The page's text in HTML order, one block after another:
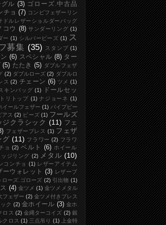
ル (3) ゴローズ.中古品
チョ (7) コンビフェザーリン
ドルレザーショルダーバッグ
コウ (8) サンダーリング (1)
ー (1) シルバービーズ (1) ス
募集 (35) スタンプ (1)
(6) スペシャル (8) ター
(5) たたき (5) ダブルフェザ
(2) ダブルローズ (2) ダブルロ
ス (2) チェーン (6) ツメ (1)
キンバッグ (1)
ドールセッ
トリトップ (1) ナジョーネ (1)
イールフェザー (1) パイプビー
アス (2) ビーズ (1) フールズ
ジクラシック (11) フェ
フェザーブレス (1) フェザ
グ (11) フラワー (2) フラワ
ョ (2) ベルト (6) ホイール
ッジリング (2) メタル (10)
コンチョ (1)
レザーアイテム
ーウォレット (3)
レザーブ
ローズ.ゴローズ (2) 引出物 (1)
(4) 金ツメ (1) 金ツメメタル
フェザー (2) 金ツメ付きブレス
ク (2) 金ホイール (3) 金ホ
ロス (2) 金縄ターコイズ (2) 銀
クロス (1) 三点吊り (1)
上金特